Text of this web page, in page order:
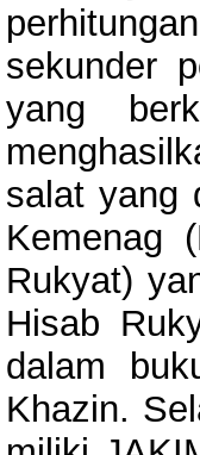
sekunder
yang
salat yang
Kemenag
Rukyat)
Hisab
dalam
Khazin.